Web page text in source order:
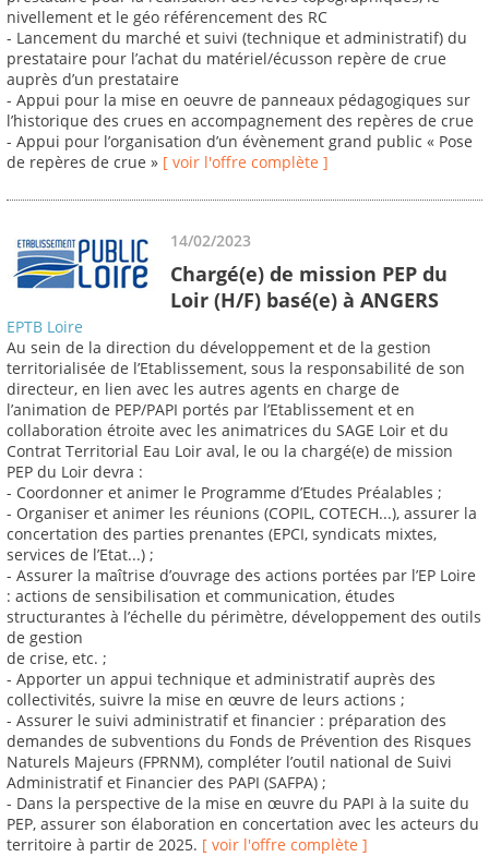
nivellement et le géo référencement des RC
- Lancement du marché et suivi (technique et administratif) du
prestataire pour l’achat du matériel/écusson repère de crue
auprès d’un prestataire
- Appui pour la mise en oeuvre de panneaux pédagogiques sur
l’historique des crues en accompagnement des repères de crue
- Appui pour l’organisation d’un évènement grand public « Pose
de repères de crue » [ voir l'offre complète ]
14/02/2023
Chargé(e) de mission PEP du
Loir (H/F) basé(e) à ANGERS
EPTB Loire
Au sein de la direction du développement et de la gestion
territorialisée de l’Etablissement, sous la responsabilité de son
directeur, en lien avec les autres agents en charge de
l’animation de PEP/PAPI portés par l’Etablissement et en
collaboration étroite avec les animatrices du SAGE Loir et du
Contrat Territorial Eau Loir aval, le ou la chargé(e) de mission
PEP du Loir devra :
- Coordonner et animer le Programme d’Etudes Préalables ;
- Organiser et animer les réunions (COPIL, COTECH...), assurer la
concertation des parties prenantes (EPCI, syndicats mixtes,
services de l’Etat...) ;
- Assurer la maîtrise d’ouvrage des actions portées par l’EP Loire
: actions de sensibilisation et communication, études
structurantes à l’échelle du périmètre, développement des outils
de gestion
de crise, etc. ;
- Apporter un appui technique et administratif auprès des
collectivités, suivre la mise en œuvre de leurs actions ;
- Assurer le suivi administratif et financier : préparation des
demandes de subventions du Fonds de Prévention des Risques
Naturels Majeurs (FPRNM), compléter l’outil national de Suivi
Administratif et Financier des PAPI (SAFPA) ;
- Dans la perspective de la mise en œuvre du PAPI à la suite du
PEP, assurer son élaboration en concertation avec les acteurs du
territoire à partir de 2025. [ voir l'offre complète ]